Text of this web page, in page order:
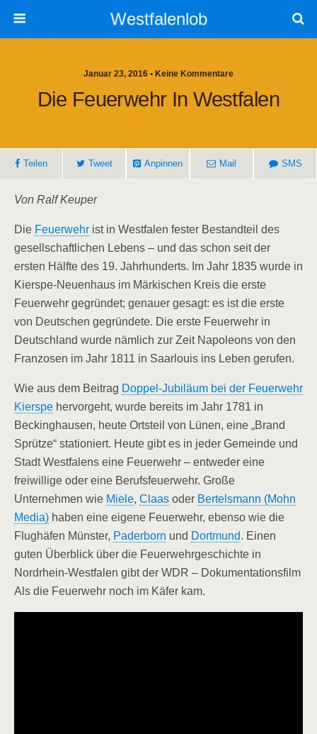
Westfalenlob
Januar 23, 2016 • Keine Kommentare
Die Feuerwehr In Westfalen
Teilen Tweet Anpinnen Mail SMS
Von Ralf Keuper
Die Feuerwehr ist in Westfalen fester Bestandteil des
gesellschaftlichen Lebens – und das schon seit der
ersten Hälfte des 19. Jahrhunderts. Im Jahr 1835 wurde in
Kierspe-Neuenhaus im Märkischen Kreis die erste
Feuerwehr gegründet; genauer gesagt: es ist die erste
von Deutschen gegründete. Die erste Feuerwehr in
Deutschland wurde nämlich zur Zeit Napoleons von den
Franzosen im Jahr 1811 in Saarlouis ins Leben gerufen.
Wie aus dem Beitrag Doppel-Jubiläum bei der Feuerwehr
Kierspe hervorgeht, wurde bereits im Jahr 1781 in
Beckinghausen, heute Ortsteil von Lünen, eine „Brand
Sprütze“ stationiert. Heute gibt es in jeder Gemeinde und
Stadt Westfalens eine Feuerwehr – entweder eine
freiwillige oder eine Berufsfeuerwehr. Große
Unternehmen wie Miele, Claas oder Bertelsmann (Mohn
Media) haben eine eigene Feuerwehr, ebenso wie die
Flughäfen Münster, Paderborn und Dortmund. Einen
guten Überblick über die Feuerwehrgeschichte in
Nordrhein-Westfalen gibt der WDR – Dokumentationsfilm
Als die Feuerwehr noch im Käfer kam.